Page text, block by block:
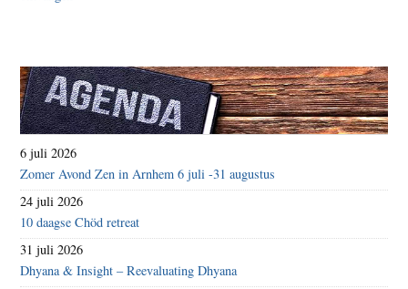
6 juli 2026
Zomer Avond Zen in Arnhem 6 juli -31 augustus
24 juli 2026
10 daagse Chöd retreat
31 juli 2026
Dhyana & Insight – Reevaluating Dhyana